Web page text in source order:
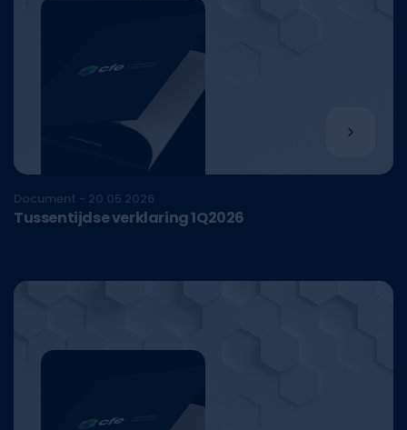
Document - 20.05.2026
Tussentijdse verklaring 1Q2026